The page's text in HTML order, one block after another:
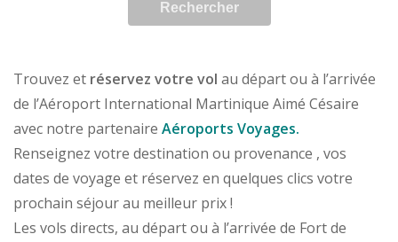
Trouvez et réservez votre vol au départ ou à l’arrivée
de l’Aéroport International Martinique Aimé Césaire
avec notre partenaire Aéroports Voyages.
Renseignez votre destination ou provenance , vos
dates de voyage et réservez en quelques clics votre
prochain séjour au meilleur prix !
Les vols directs, au départ ou à l’arrivée de Fort de